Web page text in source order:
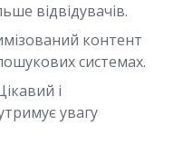
відвідувачів.
контент
системах.
і
увагу